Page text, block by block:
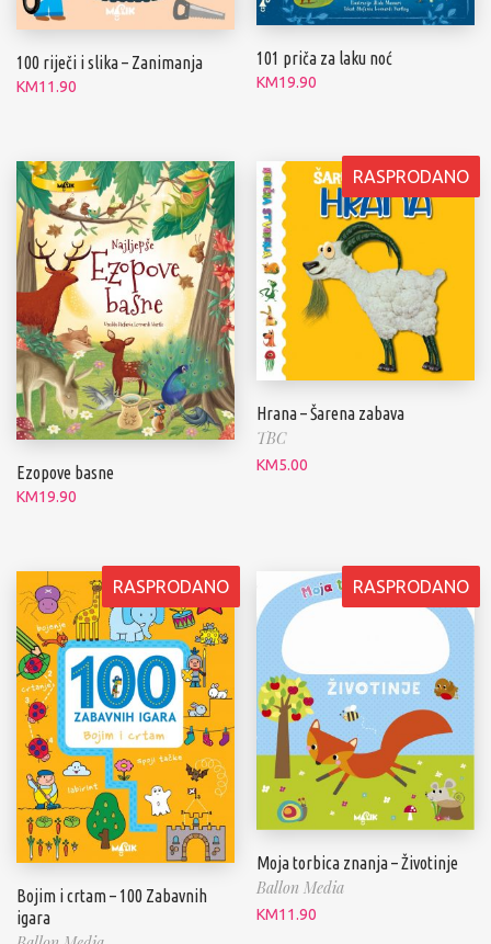
100 riječi i slika – Zanimanja
KM11.90
101 priča za laku noć
KM19.90
Ezopove basne
KM19.90
RASPRODANO
Hrana – Šarena zabava
TBC
KM5.00
RASPRODANO
Bojim i crtam – 100 Zabavnih
igara
RASPRODANO
Moja torbica znanja – Životinje
Ballon Media
KM11.90